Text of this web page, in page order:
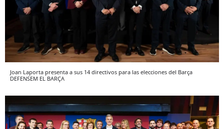
Joan Laporta presenta a sus 14 directivos para las elecciones del Barça
DEFENSEM EL BARÇA